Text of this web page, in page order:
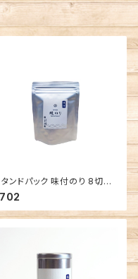
ンドパック 味付のり 8切サ